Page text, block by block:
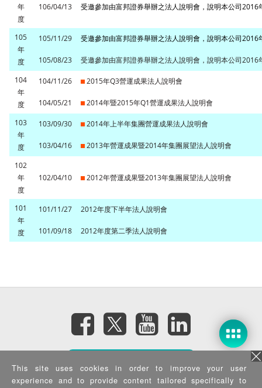
年
度
106/04/13 受邀參加由富邦證券舉辦之法人說明會，說明本公司2016
105
年
度
105/11/29 受邀參加由富邦證券舉辦之法人說明會，說明本公司2016
105/08/23
受邀參加由富邦證券舉辦之法人說明會，說明本公司2016
104
年
度
104/11/26 2015年Q3營運成果法人說明會
104/05/21
2014年暨2015年Q1營運成果法人說明會
103
年
度
103/09/30 2014年上半年集團營運成果法人說明會
103/04/16
2013年營運成果暨2014年集團展望法人說明會
102
年
度
102/04/10 2012年營運成果暨2013年集團展望法人說明會
101
年
度
101/11/27 2012年度下半年法人說明會
101/09/18 2012年度第二季法人說明會
This site uses cookies in order to improve your user
experience and to provide content tailored specifically to